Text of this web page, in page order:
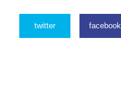
twitter facebook